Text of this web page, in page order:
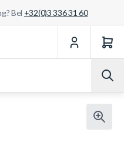
Bel +32(0)3 336 31 60